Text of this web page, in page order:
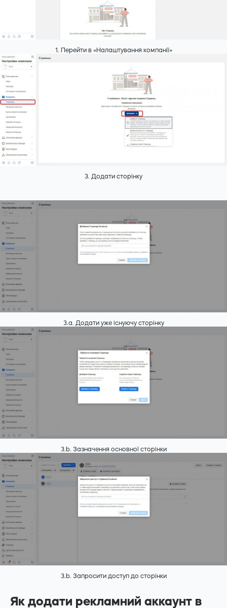
1. Перейти в «Налаштування компанії»
3. Додати сторінку
3.а. Додати уже існуючу сторінку
3.b. Зазначення основної сторінки
3.b. Запросити доступ до сторінки
Як додати рекламний аккаунт в